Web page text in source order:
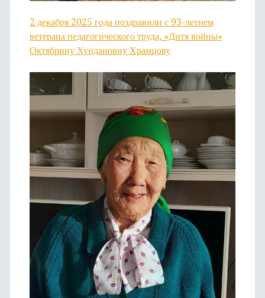
2 декабря 2025 года поздравили с 93-летием
ветерана педагогического труда, «Дитя войны»
Октябрину Хундановну Храмцову